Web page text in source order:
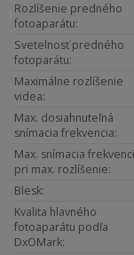
Rozlíšenie predného
fotoaparátu:
Svetelnosť predného
fotoparátu:
Maximálne rozlíšenie
videa:
Max. dosiahnuteľná
snímacia frekvencia:
Max. snímacia
pri max. rozlíšenie:
Blesk:
Kvalita hlavného
fotoaparátu podľa
DxOMark: